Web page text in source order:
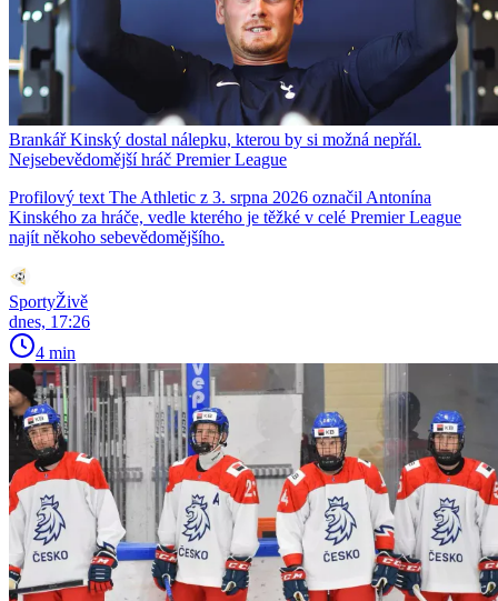
Brankář Kinský dostal nálepku, kterou by si možná nepřál.
Nejsebevědomější hráč Premier League
Profilový text The Athletic z 3. srpna 2026 označil Antonína
Kinského za hráče, vedle kterého je těžké v celé Premier League
najít někoho sebevědomějšího.
SportyŽivě
dnes, 17:26
4 min